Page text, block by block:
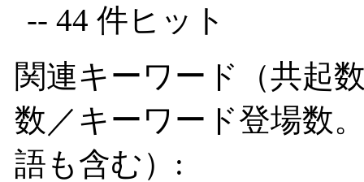
-- 44 件ヒット
関連キーワード（共起
数／キーワード登場数
語も含む）: